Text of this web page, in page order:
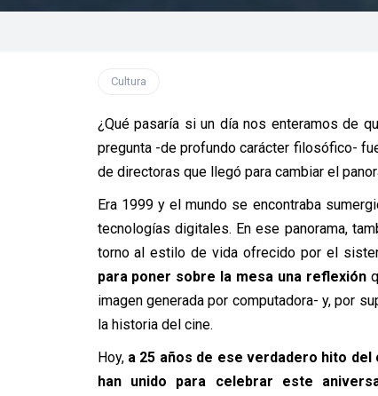
Cultura
¿Qué pasaría si un día nos enteramos de
pregunta -de profundo carácter filosófico-
de directoras que llegó para cambiar el
Era 1999 y el mundo se encontraba
tecnologías digitales. En ese panorama,
torno al estilo de vida ofrecido por el
para poner sobre la mesa una reflexión
imagen generada por computadora- y, por
la historia del cine.
Hoy, a 25 años de ese verdadero hito
han unido para celebrar este